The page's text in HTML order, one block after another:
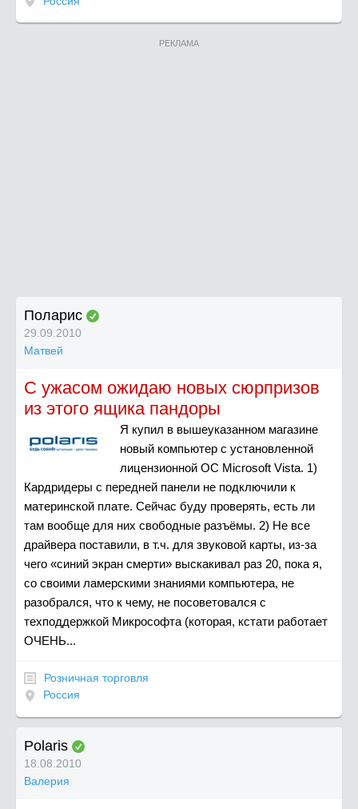
РЕКЛАМА
Поларис
29.09.2010
Матвей
С ужасом ожидаю новых сюрпризов
из этого ящика пандоры
Я купил в вышеуказанном магазине
новый компьютер с установленной
лицензионной ОС Microsoft Vista. 1)
Кардридеры с передней панели не подключили к
материнской плате. Сейчас буду проверять, есть ли
там вообще для них свободные разъёмы. 2) Не все
драйвера поставили, в т.ч. для звуковой карты, из-за
чего «синий экран смерти» выскакивал раз 20, пока я,
со своими ламерскими знаниями компьютера, не
разобрался, что к чему, не посоветовался с
техподдержкой Микрософта (которая, кстати работает
ОЧЕНЬ...
Розничная торговля
Россия
Polaris
18.08.2010
Валерия